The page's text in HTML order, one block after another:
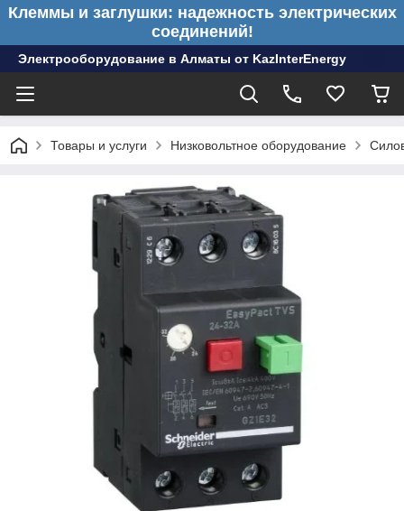
Клеммы и заглушки: надежность электрических
соединений!
Электрооборудование в Алматы от KazInterEnergy
Товары и услуги Низковольтное оборудование